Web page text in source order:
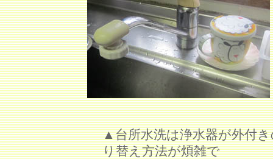
▲台所水洗は浄水器が外付
り替え方法が煩雑で